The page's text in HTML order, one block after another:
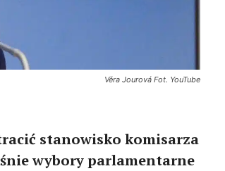
Věra Jourová Fot. YouTube
stanowisko komisarza
wybory parlamentarne